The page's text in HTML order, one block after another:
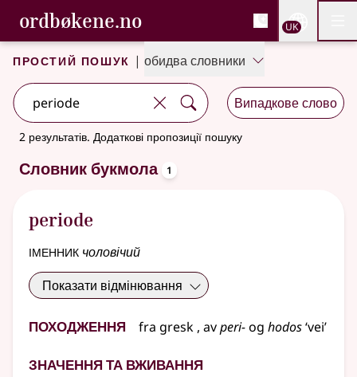
Перейти до основного вмісту
Доступність
ordbøkene.no, Cловник букмола та
Cловник букмола та Словник нюношка
UK
Простий пошук |обидва словники
Випадкове слово
2 результатів. Додаткові пропозиції пошуку
Словник букмола 1
periode
іменник чоловічий
Показати відмінювання
Походження fra gresk , avperi-og hodos‘vei’
Значення та вживання